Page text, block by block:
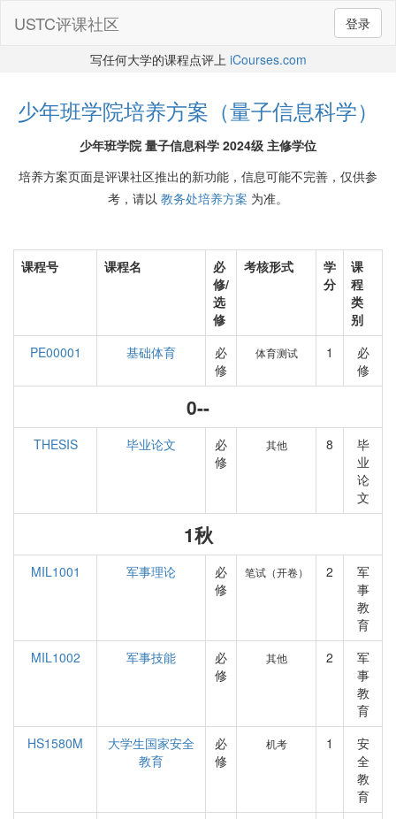
登录
USTC评课社区
写任何大学的课程点评上 iCourses.com
少年班学院培养方案（量子信息科学）
少年班学院 量子信息科学 2024级 主修学位
培养方案页面是评课社区推出的新功能，信息可能不完善，仅供参
考，请以 教务处培养方案 为准。
课程号 课程名
必
修/
选
修
考核形式
学
分
课
程
类
别
PE00001
基础体育
必
修
体育测试 1
必
修
0--
THESIS 毕业论文
必
修
其他 8
毕
业
论
文
1秋
MIL1001 军事理论
必
修
笔试（开卷） 2
军
事
教
育
MIL1002
军事技能
必
修
其他 2
军
事
教
育
HS1580M
大学生国家安全
教育
必
修
机考 1
安
全
教
育